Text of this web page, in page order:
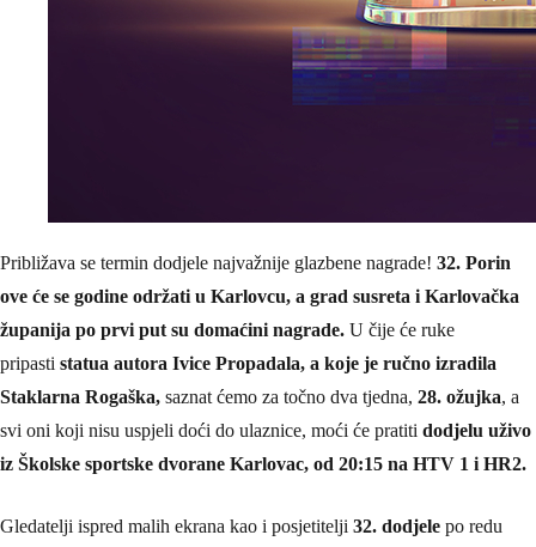
Približava se termin dodjele najvažnije glazbene nagrade! 32. Porin
ove će se godine održati u Karlovcu, a grad susreta i Karlovačka
županija po prvi put su domaćini nagrade. U čije će ruke
pripasti statua autora Ivice Propadala, a koje je ručno izradila
Staklarna Rogaška, saznat ćemo za točno dva tjedna, 28. ožujka, a
svi oni koji nisu uspjeli doći do ulaznice, moći će pratiti dodjelu uživo
iz Školske sportske dvorane Karlovac, od 20:15 na HTV 1 i HR2.
Gledatelji ispred malih ekrana kao i posjetitelji 32. dodjele po redu